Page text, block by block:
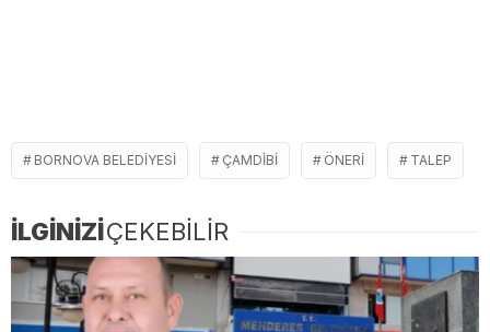
BORNOVA BELEDIYESI ÇAMDIBI ÖNERI TALEP
İLGİNİZİÇEKEBİLİR